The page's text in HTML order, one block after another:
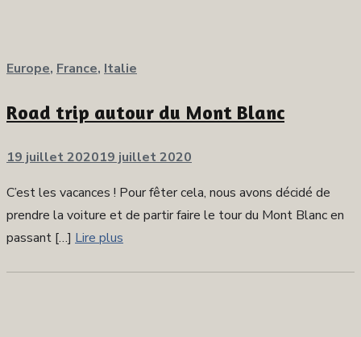
Europe, France, Italie
Road trip autour du Mont Blanc
Publié
19 juillet 202019 juillet 2020
C’est les vacances ! Pour fêter cela, nous avons décidé de
prendre la voiture et de partir faire le tour du Mont Blanc en
passant […] Lire plus